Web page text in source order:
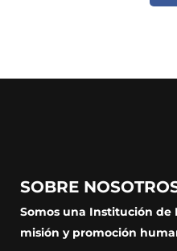
SOBRE
Somos una Institución de
misión y promoción